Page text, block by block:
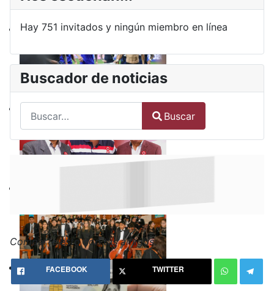
Hay 751 invitados y ningún miembro en línea
Buscador de noticias
Type 2 or more characters for results.
Buscar
Comparte esto con tus amigos:
FACEBOOK TWITTER